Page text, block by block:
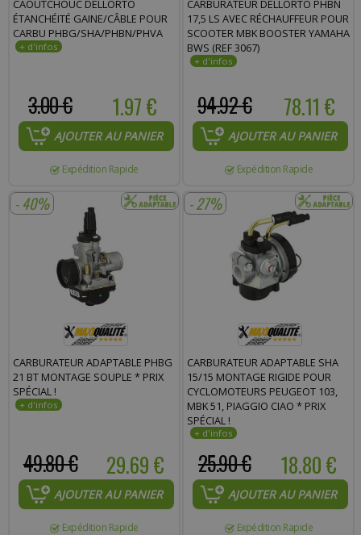
CAOUTCHOUC DELLORTO
ÉTANCHÉITÉ GAINE/CÂBLE POUR
CARBU PHBG/SHA/PHBN/PHVA
1.97 €
3.00 €
AJOUTER AU PANIER
Expédition Rapide
CARBURATEUR DELLORTO PHBN
17,5 LS AVEC RÉCHAUFFEUR POUR
SCOOTER MBK BOOSTER YAMAHA
BWS (REF 3067)
78.11 €
94.92 €
AJOUTER AU PANIER
Expédition Rapide
- 40%
CARBURATEUR ADAPTABLE PHBG
21 BT MONTAGE SOUPLE * PRIX
SPÉCIAL !
29.69 €
49.80 €
AJOUTER AU PANIER
Expédition Rapide
- 27%
CARBURATEUR ADAPTABLE SHA
15/15 MONTAGE RIGIDE POUR
CYCLOMOTEURS PEUGEOT 103,
MBK 51, PIAGGIO CIAO * PRIX
SPÉCIAL !
18.80 €
25.90 €
AJOUTER AU PANIER
Expédition Rapide
Commentaire :